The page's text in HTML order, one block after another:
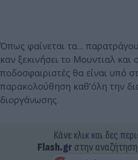
Όπως φαίνεται τα...
καν ξεκινήσει το Μουντιαλ και
ποδοσφαιριστές θα είναι υπό
παρακολούθηση καθ'όλη την
διοργάνωσης.
Κάνε κλικ και δες
Flash.grστην